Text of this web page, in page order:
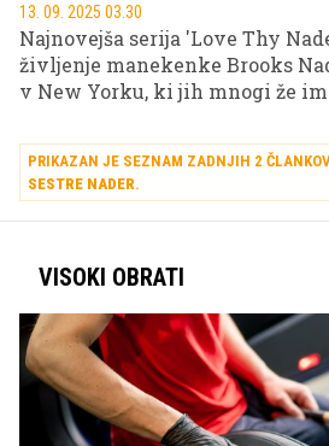
13. 09. 2025 03.30
Najnovejša serija 'Love Thy
življenje manekenke Brooks
v New Yorku, ki jih mnogi že
PRIKAZAN JE SEZNAM ZADNJIH 2
SESTRE NADER.
VISOKI OBRATI